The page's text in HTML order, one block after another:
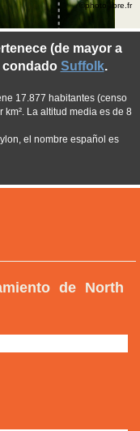
de North
(de mayor a
Suffolk.
17.877 habitantes (censo
La altitud media es de 8
el nombre español es
©photo-libre.fr